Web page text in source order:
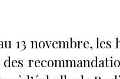
13 novembre,